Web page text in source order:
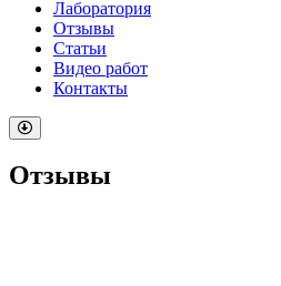
Лаборатория
Отзывы
Статьи
Видео работ
Контакты
Отзывы